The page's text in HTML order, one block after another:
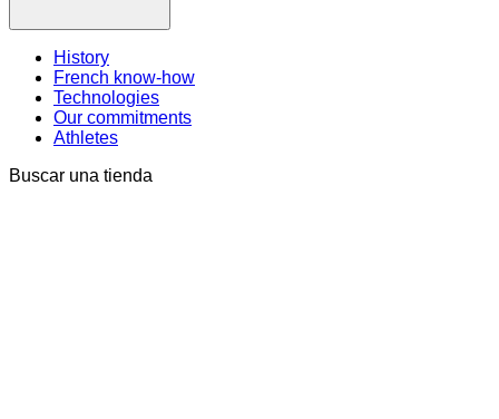
History
French know-how
Technologies
Our commitments
Athletes
Buscar una tienda